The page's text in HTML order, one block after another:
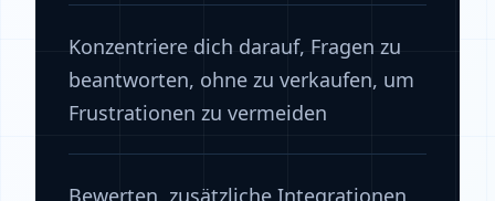
Konzentriere dich darauf, Fragen zu
beantworten, ohne zu verkaufen, um
Frustrationen zu vermeiden
Bewerten, zusätzliche Integrationen